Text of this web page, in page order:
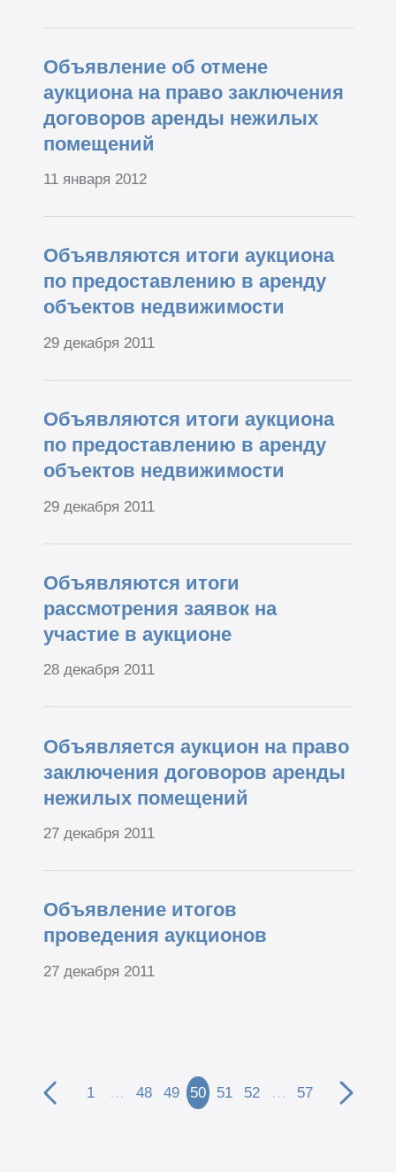
Объявление об отмене
аукциона на право заключения
договоров аренды нежилых
помещений
11 января 2012
Объявляются итоги аукциона
по предоставлению в аренду
объектов недвижимости
29 декабря 2011
Объявляются итоги аукциона
по предоставлению в аренду
объектов недвижимости
29 декабря 2011
Объявляются итоги
рассмотрения заявок на
участие в аукционе
28 декабря 2011
Объявляется аукцион на право
заключения договоров аренды
нежилых помещений
27 декабря 2011
Объявление итогов
проведения аукционов
27 декабря 2011
1 … 48 49 50 51 52 … 57